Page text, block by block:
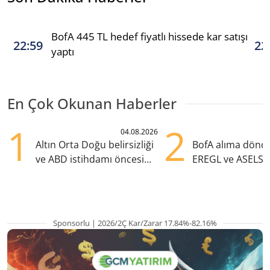
22:59
BofA 445 TL hedef fiyatlı hissede kar satışı
yaptı
En Çok Okunan Haberler
1 04.08.2026
Altın Orta Doğu belirsizliği
ve ABD istihdamı öncesi
2
BofA alıma
EREGL ve ASELS
Sponsorlu | 2026/2Ç Kar/Zarar 17.84%-82.16%